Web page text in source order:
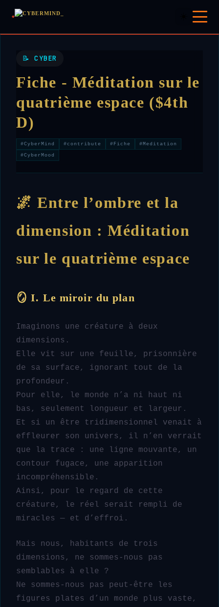
📝 CYBER
Fiche - Méditation sur le
quatrième espace ($4th
D)
#CyberMind #contribute #Fiche #Meditation
#CyberMood
🌌Entre l’ombre et la
dimension : Méditation
sur le quatrième espace
🪞 I. Le miroir du plan
Imaginons une créature à deux
dimensions.
Elle vit sur une feuille, prisonnière
de sa surface, ignorant tout de la
profondeur.
Pour elle, le monde n’a ni haut ni
bas, seulement longueur et largeur.
Et si un être tridimensionnel venait à
effleurer son univers, il n’en verrait
que la trace : une ligne mouvante, un
contour fugace, une apparition
incompréhensible.
Ainsi, pour le regard de cette
créature, le réel serait rempli de
miracles — et d’effroi.
Mais nous, habitants de trois
dimensions, ne sommes-nous pas
semblables à elle ?
Ne sommes-nous pas peut-être les
figures plates d’un monde plus vaste,